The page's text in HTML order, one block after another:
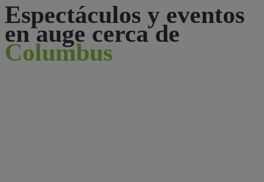
Espectáculos y eventos
en auge cerca de
Columbus